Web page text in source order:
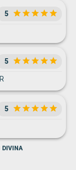
5
5
5
DIVINA